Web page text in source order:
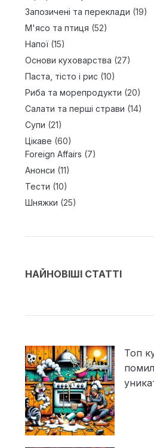
Запозичені та переклади (19)
М'ясо та птиця (52)
Напої(15)
Основи куховарства (27)
Паста, тісто і рис (10)
Риба та морепродукти (20)
Салати та перші страви (14)
Супи (21)
Цікаве (60)
Foreign Affairs (7)
Анонси (11)
Тести (10)
Шняжки (25)
НАЙНОВІШІ СТАТТІ
Топ